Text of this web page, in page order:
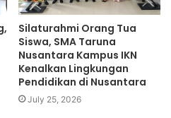
di negeri ini.
HMI. Namun, prinsip-prinsip
untuk dihidupkan kembali.
tidak memiliki ikatan yang
Silaturahmi Orang Tua
Siswa, SMA Taruna
Nusantara Kampus IKN
Kenalkan Lingkungan
Pendidikan di Nusantara
July 25, 2026